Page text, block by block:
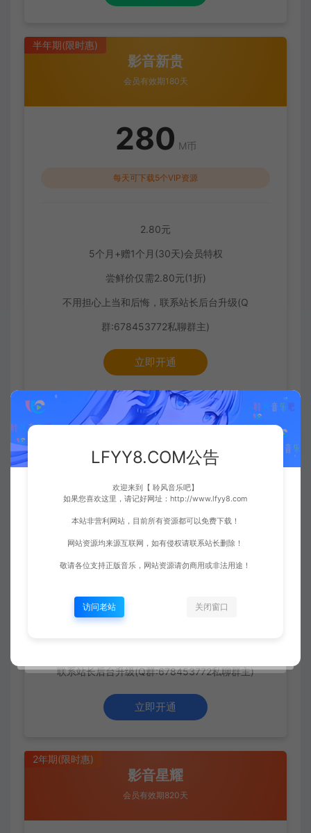
半年期(限时惠)
影音新贵
会员有效期180天
280 M币
每天可下载5个VIP资源
2.80元
5个月+赠1个月(30天)会员特权
尝鲜价仅需2.80元(1折)
不用担心上当和后悔，联系站长后台升级(Q
群:678453772私聊群主)
立即开通
1年期(限时惠)
影音达人
会员有效期395天
780 M币
每天可下载10个VIP资源
1年+30天会员特权
联系站长后台升级(Q群:678453772私聊群主)
立即开通
2年期(限时惠)
影音星耀
会员有效期820天
LFYY8.COM公告
欢迎来到【 聆风音乐吧】
如果您喜欢这里，请记好网址：http://www.lfyy8.com
本站非营利网站，目前所有资源都可以免费下载！
网站资源均来源互联网，如有侵权请联系站长删除！
敬请各位支持正版音乐，网站资源请勿商用或非法用途！
访问老站 关闭窗口